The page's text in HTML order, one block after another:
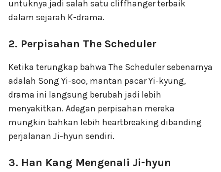
untuknya jadi salah satu cliffhanger terbaik
dalam sejarah K-drama.
2. Perpisahan The Scheduler
Ketika terungkap bahwa The Scheduler sebenarnya
adalah Song Yi-soo, mantan pacar Yi-kyung,
drama ini langsung berubah jadi lebih
menyakitkan. Adegan perpisahan mereka
mungkin bahkan lebih heartbreaking dibanding
perjalanan Ji-hyun sendiri.
3. Han Kang Mengenali Ji-hyun